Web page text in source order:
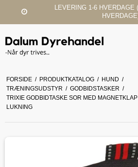
1-2
FORSIDE / PRODUKTKATALOG / HUND /
TRÆNINGSUDSTYR / GODBIDSTASKER /
TRIXIE GODBIDTASKE SOR MED MAGNETKLAP
LUKNING